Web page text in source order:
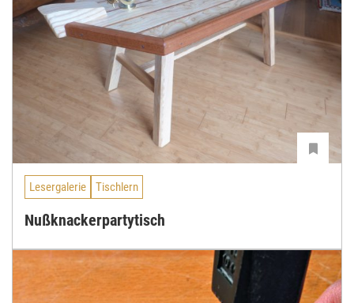
Lesergalerie Tischlern
Nußknackerpartytisch